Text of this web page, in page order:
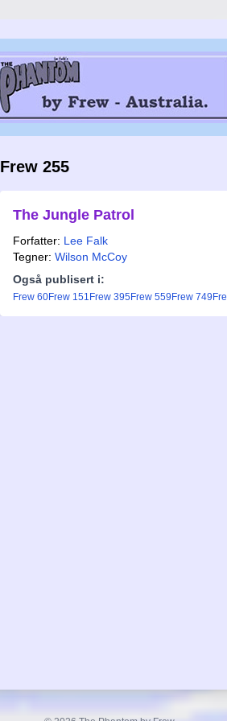
Frew 255
The Jungle Patrol
Forfatter: Lee Falk
Tegner: Wilson McCoy
Også publisert i:
Frew 60Frew 151 Frew 395Frew 559 Frew 749